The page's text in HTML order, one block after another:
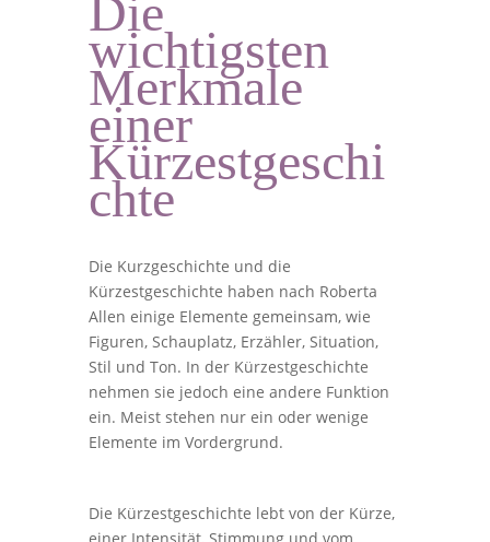
Die
wichtigsten
Merkmale
einer
Kürzestgeschi
chte
Die Kurzgeschichte und die
Kürzestgeschichte haben nach Roberta
Allen einige Elemente gemeinsam, wie
Figuren, Schauplatz, Erzähler, Situation,
Stil und Ton. In der Kürzestgeschichte
nehmen sie jedoch eine andere Funktion
ein. Meist stehen nur ein oder wenige
Elemente im Vordergrund.
Die Kürzestgeschichte lebt von der Kürze,